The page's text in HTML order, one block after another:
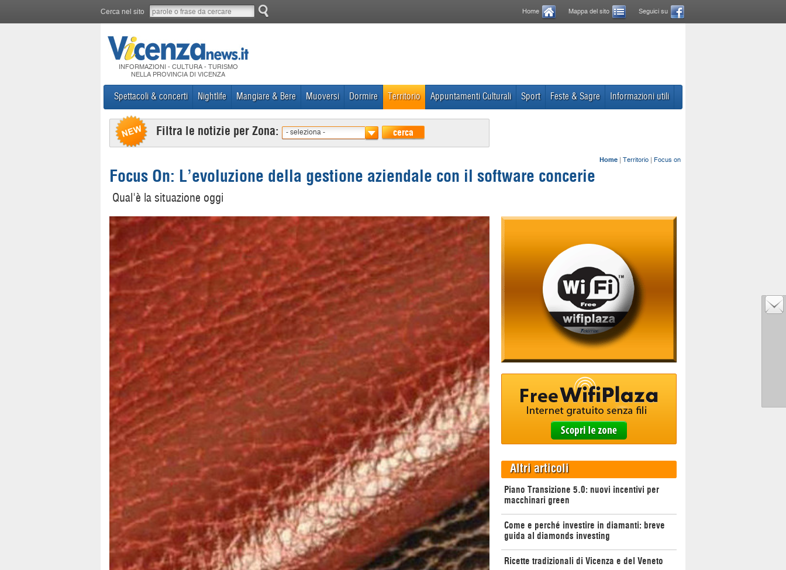
Cerca nel sito Home Mappa del sito Seguici su
INFORMAZIONI - CULTURA - TURISMO
NELLA PROVINCIA DI VICENZA
Spettacoli & concerti Nightlife Mangiare & Bere Muoversi Dormire Territorio Appuntamenti Culturali Sport Feste & Sagre Informazioni utili
Filtra le notizie per Zona: - seleziona - cerca
Home | Territorio | Focus on
Focus On: L’evoluzione della gestione aziendale con il software concerie
Qual'è la situazione oggi
Altri articoli
Piano Transizione 5.0: nuovi incentivi per
macchinari green
Come e perché investire in diamanti: breve
guida al diamonds investing
Ricette tradizionali di Vicenza e del Veneto